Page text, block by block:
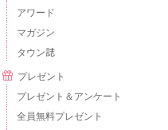
アワード
マガジン
タウン誌
プレゼント
プレゼント＆アンケート
全員無料プレゼント